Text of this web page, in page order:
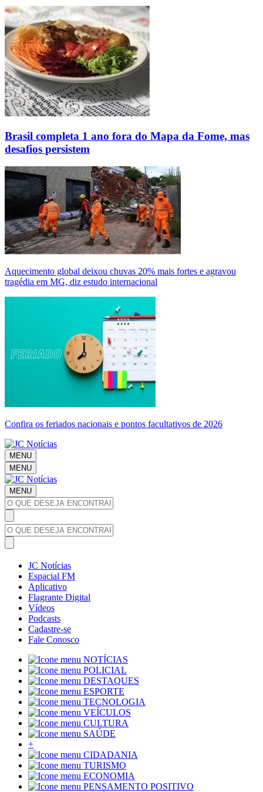
Brasil completa 1 ano fora do Mapa da Fome, mas
desafios persistem
Aquecimento global deixou chuvas 20% mais fortes e agravou
tragédia em MG, diz estudo internacional
Confira os feriados nacionais e pontos facultativos de 2026
MENU
MENU
MENU
JC Notícias
Espacial FM
Aplicativo
Flagrante Digital
Vídeos
Podcasts
Cadastre-se
Fale Conosco
NOTÍCIAS
POLICIAL
DESTAQUES
ESPORTE
TECNOLOGIA
VEÍCULOS
CULTURA
SAÚDE
+
CIDADANIA
TURISMO
ECONOMIA
PENSAMENTO POSITIVO